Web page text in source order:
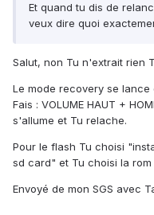
Et quand tu dis de
veux dire quoi
Salut, non Tu n'extrait rien
Le mode recovery se
Fais : VOLUME HAUT +
s'allume et Tu relache.
Pour le flash Tu choisi
sd card" et Tu choisi la rom
Envoyé de mon SGS avec